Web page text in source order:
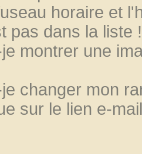
horaire et
pas dans la liste !
montrer une
changer mon
sur le lien e-